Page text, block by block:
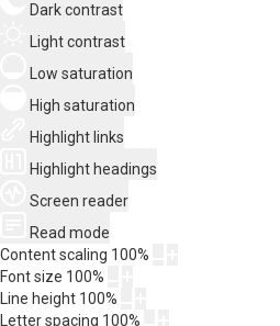
Dark contrast
Light contrast
Low saturation
High saturation
Highlight links
Highlight headings
Screen reader
Read mode
Content scaling 100%
Font size 100%
Line height 100%
Letter spacing 100%